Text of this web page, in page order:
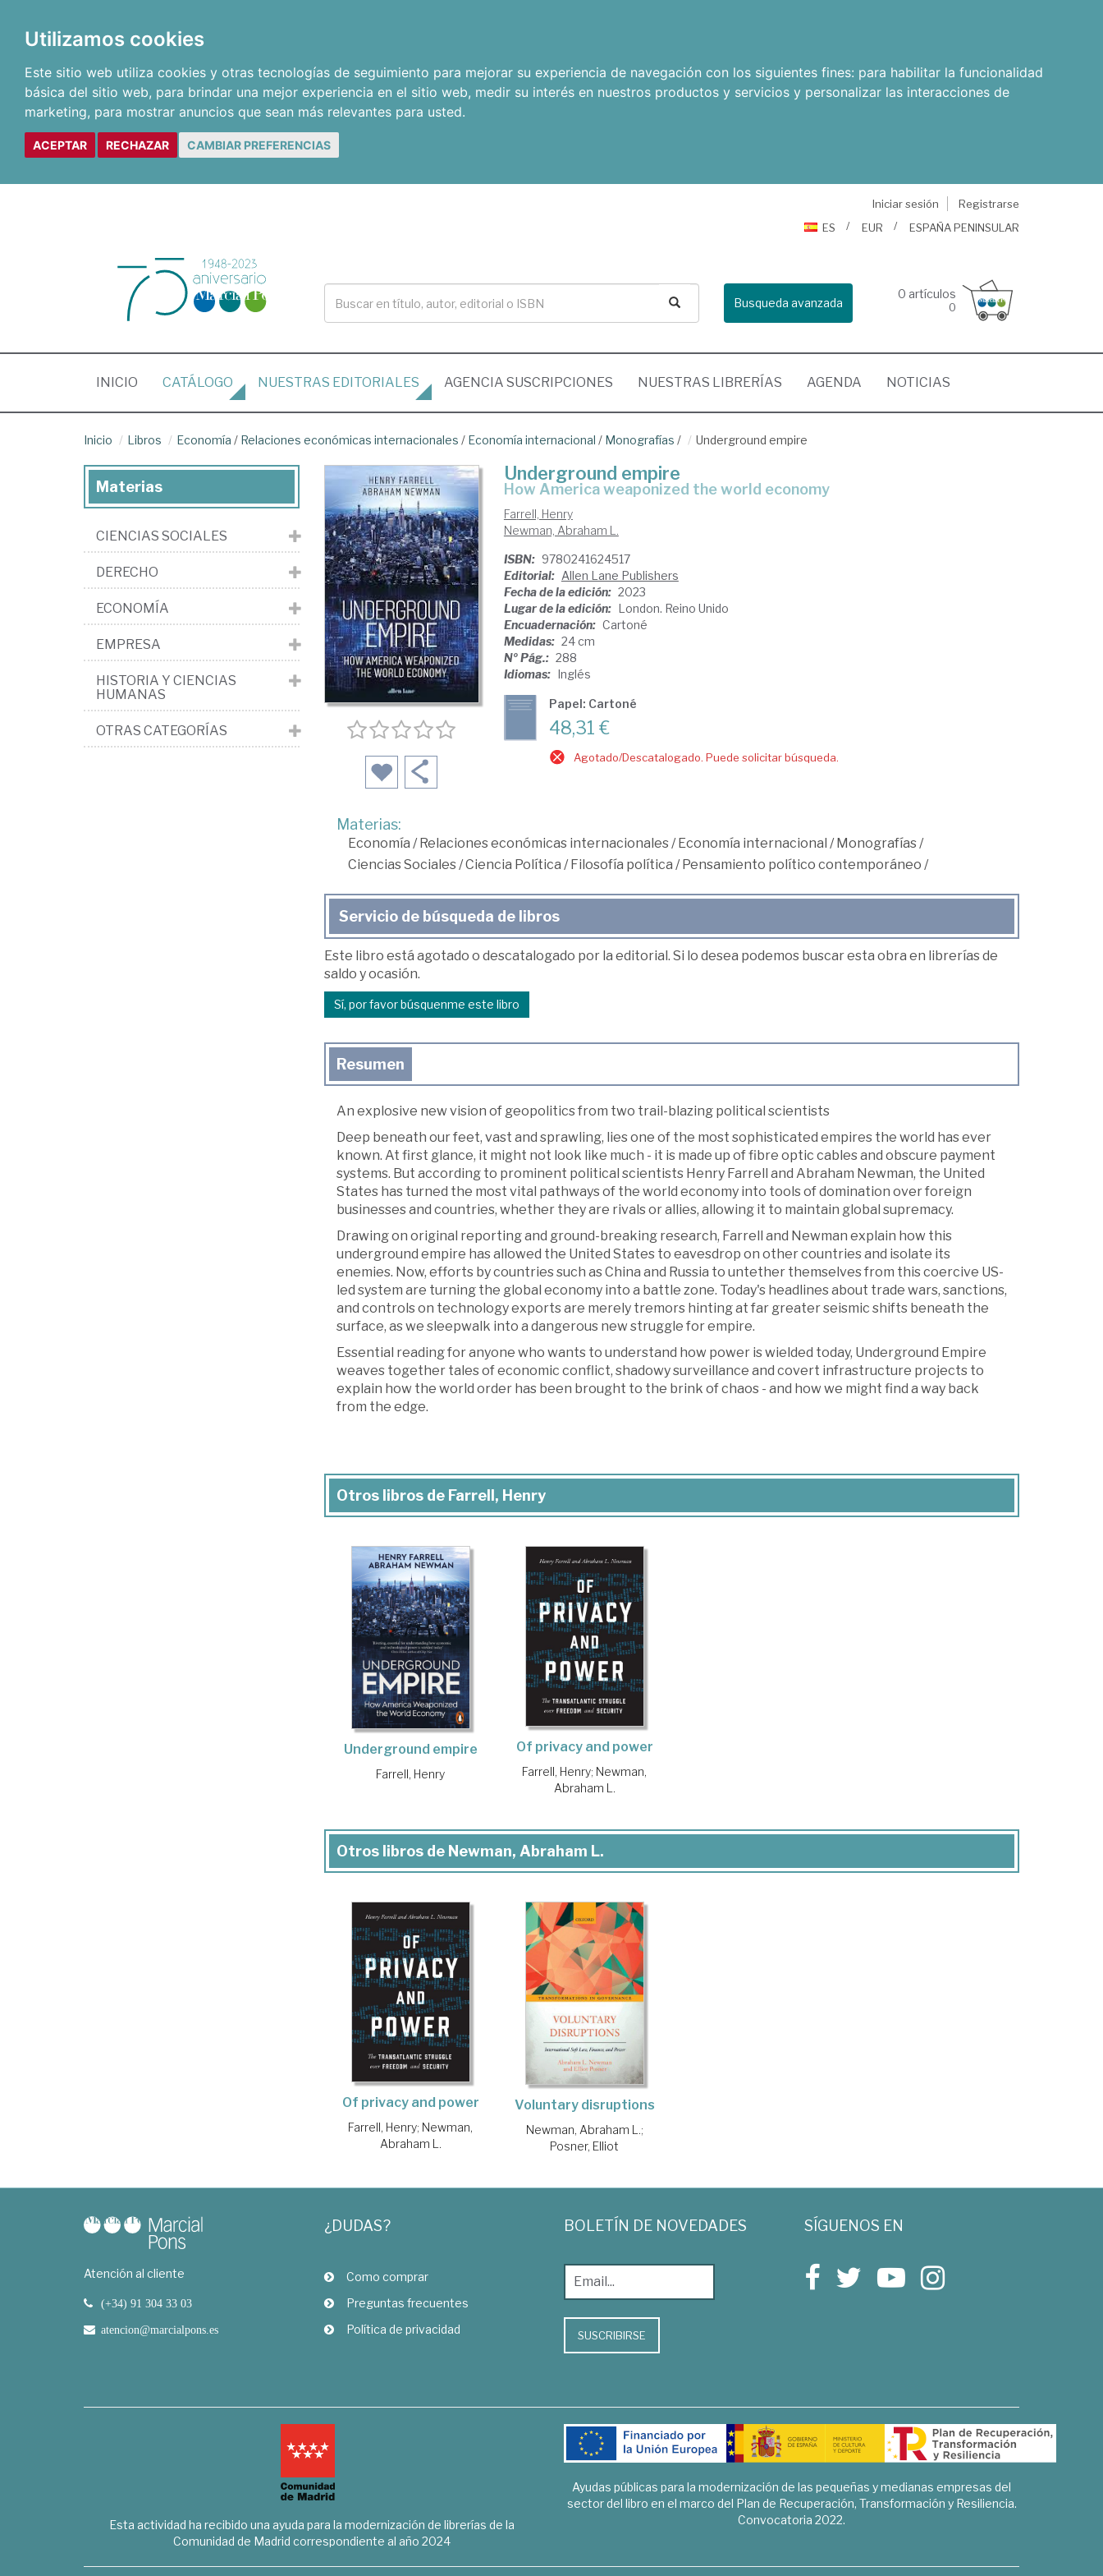
Utilizamos cookies
Este sitio web utiliza cookies y otras tecnologías de seguimiento para mejorar su experiencia de navegación con los siguientes fines: para habilitar la funcionalidad
básica del sitio web, para brindar una mejor experiencia en el sitio web, medir su interés en nuestros productos y servicios y personalizar las interacciones de
marketing, para mostrar anuncios que sean más relevantes para usted.
ACEPTAR RECHAZAR CAMBIAR PREFERENCIAS
Iniciar sesión
Registrarse
ES
EUR ESPAÑA PENINSULAR
Busqueda avanzada
0 artículos
0
INICIO (CURRENT)
CATÁLOGO NUESTRAS EDITORIALES AGENCIA SUSCRIPCIONES NUESTRAS LIBRERÍAS AGENDA NOTICIAS
Inicio Libros Economía / Relaciones económicas internacionales / Economía internacional / Monografías / Underground empire
Underground empire
how America weaponized the world economy
Farrell, Henry
Newman, Abraham L.
ISBN: 9780241624517
Editorial: Allen Lane Publishers
Fecha de la edición: 2023
Lugar de la edición: London. Reino Unido
Encuadernación: Cartoné
Medidas: 24 cm
Nº Pág.: 288
Idiomas: Inglés
Papel: Cartoné
48,31 €
Agotado/Descatalogado. Puede solicitar búsqueda.
Materias:
Economía /Relaciones económicas internacionales/Economía internacional /Monografías/
Ciencias Sociales/Ciencia Política /Filosofía política /Pensamiento político contemporáneo /
Servicio de búsqueda de libros
Este libro está agotado o descatalogado por la editorial. Si lo desea podemos buscar esta obra en librerías de
saldo y ocasión.
Sí, por favor búsquenme este libro
Resumen
An explosive new vision of geopolitics from two trail-blazing political scientists
Deep beneath our feet, vast and sprawling, lies one of the most sophisticated empires the world has ever
known. At first glance, it might not look like much - it is made up of fibre optic cables and obscure payment
systems. But according to prominent political scientists Henry Farrell and Abraham Newman, the United
States has turned the most vital pathways of the world economy into tools of domination over foreign
businesses and countries, whether they are rivals or allies, allowing it to maintain global supremacy.
Drawing on original reporting and ground-breaking research, Farrell and Newman explain how this
underground empire has allowed the United States to eavesdrop on other countries and isolate its
enemies. Now, efforts by countries such as China and Russia to untether themselves from this coercive US-
led system are turning the global economy into a battle zone. Today's headlines about trade wars, sanctions,
and controls on technology exports are merely tremors hinting at far greater seismic shifts beneath the
surface, as we sleepwalk into a dangerous new struggle for empire.
Essential reading for anyone who wants to understand how power is wielded today, Underground Empire
weaves together tales of economic conflict, shadowy surveillance and covert infrastructure projects to
explain how the world order has been brought to the brink of chaos - and how we might find a way back
from the edge.
Otros libros de Farrell, Henry
Underground empire
Farrell, Henry
Of privacy and power
Farrell, Henry; Newman,
Abraham L.
Otros libros de Newman, Abraham L.
Of privacy and power
Farrell, Henry; Newman,
Abraham L.
Voluntary disruptions
Newman, Abraham L.;
Posner, Elliot
Materias
CIENCIAS SOCIALES
DERECHO
ECONOMÍA
EMPRESA
HISTORIA Y CIENCIAS
HUMANAS
OTRAS CATEGORÍAS
Atención al cliente
(+34) 91 304 33 03
atencion@marcialpons.es
¿DUDAS?
Como comprar
Preguntas frecuentes
Política de privacidad
BOLETÍN DE NOVEDADES
SUSCRIBIRSE
SÍGUENOS EN
Esta actividad ha recibido una ayuda para la modernización de librerías de la
Comunidad de Madrid correspondiente al año 2024
Ayudas públicas para la modernización de las pequeñas y medianas empresas del
sector del libro en el marco del Plan de Recuperación, Transformación y Resiliencia.
Convocatoria 2022.